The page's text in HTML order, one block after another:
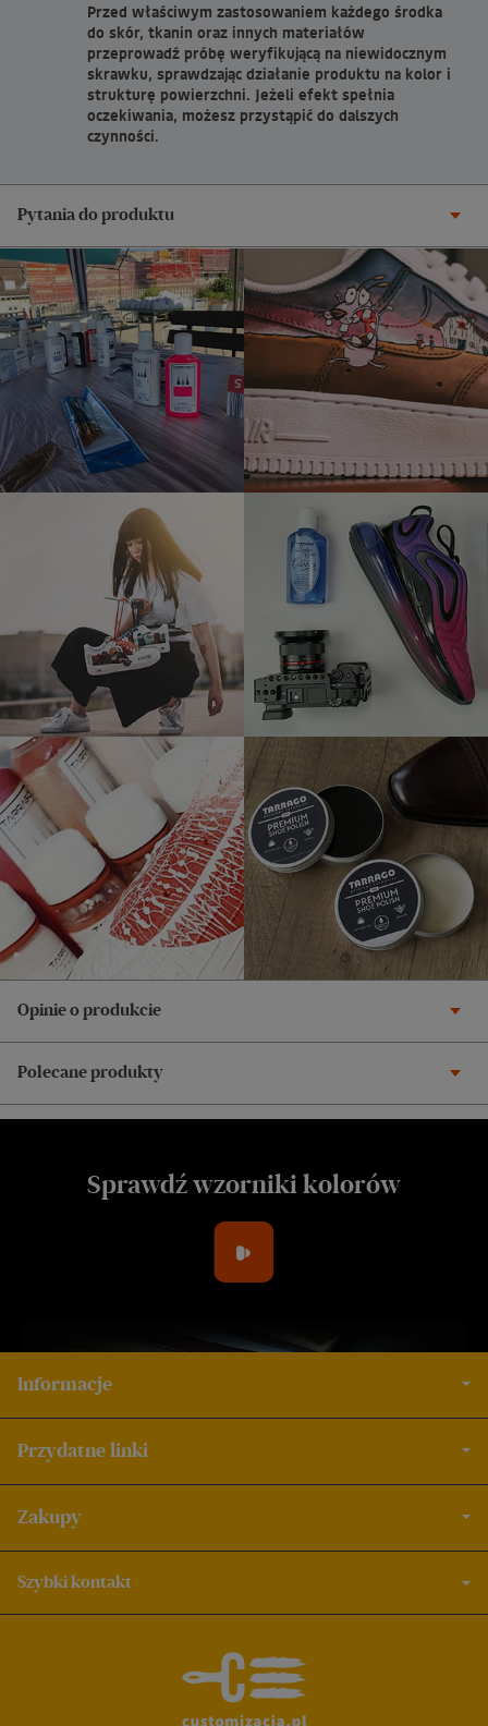
Przed właściwym zastosowaniem każdego środka
do skór, tkanin oraz innych materiałów
przeprowadź próbę weryfikującą na niewidocznym
skrawku, sprawdzając działanie produktu na kolor i
strukturę powierzchni. Jeżeli efekt spełnia
oczekiwania, możesz przystąpić do dalszych
czynności.
Pytania do produktu
Opinie o produkcie
Polecane produkty
Sprawdź wzorniki kolorów
Informacje
Przydatne linki
Zakupy
Szybki kontakt